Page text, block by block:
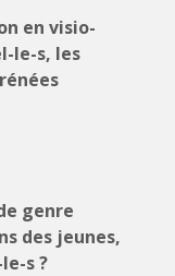
en visio-
le-s, les
genre
des jeunes,
s ?